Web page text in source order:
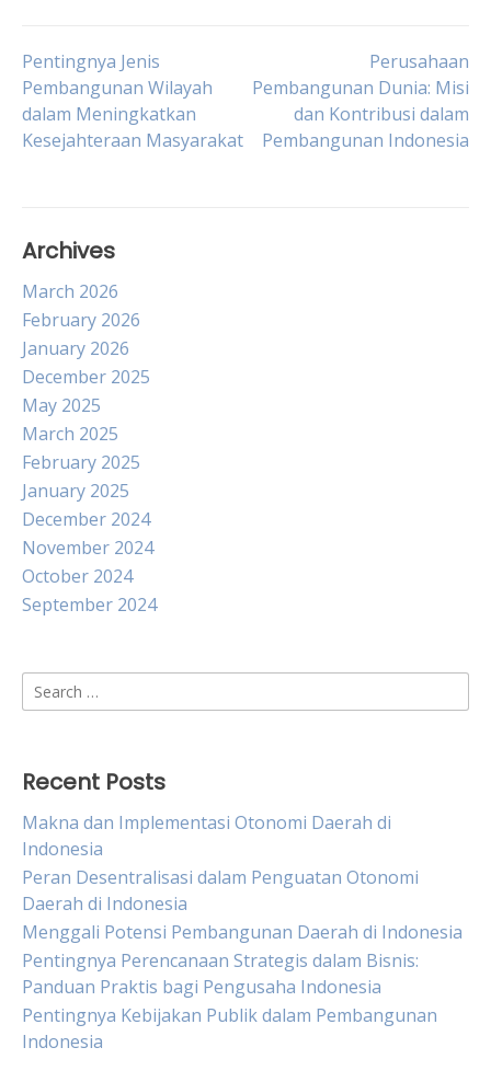
Post
navigation
Pentingnya Jenis
Pembangunan Wilayah
dalam Meningkatkan
Kesejahteraan Masyarakat
Perusahaan
Pembangunan Dunia: Misi
dan Kontribusi dalam
Pembangunan Indonesia
Archives
March 2026
February 2026
January 2026
December 2025
May 2025
March 2025
February 2025
January 2025
December 2024
November 2024
October 2024
September 2024
Search
for:
Recent Posts
Makna dan Implementasi Otonomi Daerah di
Indonesia
Peran Desentralisasi dalam Penguatan Otonomi
Daerah di Indonesia
Menggali Potensi Pembangunan Daerah di Indonesia
Pentingnya Perencanaan Strategis dalam Bisnis:
Panduan Praktis bagi Pengusaha Indonesia
Pentingnya Kebijakan Publik dalam Pembangunan
Indonesia